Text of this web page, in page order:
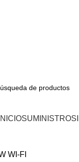
INICIOSUMINISTROS